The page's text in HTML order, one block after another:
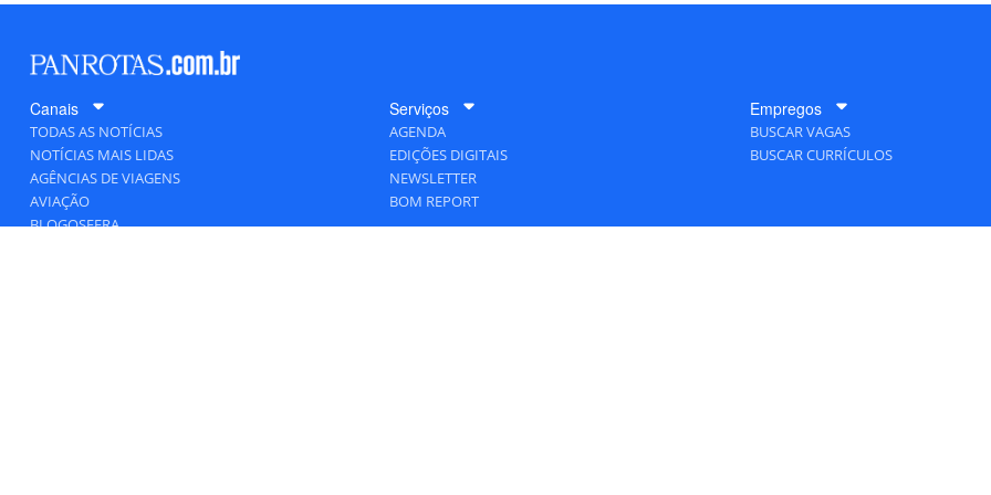
Canais
TODAS AS NOTÍCIAS
NOTÍCIAS MAIS LIDAS
AGÊNCIAS DE VIAGENS
AVIAÇÃO
BLOGOSFERA
Serviços
AGENDA
EDIÇÕES DIGITAIS
NEWSLETTER
BOM REPORT
Empregos
BUSCAR VAGAS
BUSCAR CURRÍCULOS